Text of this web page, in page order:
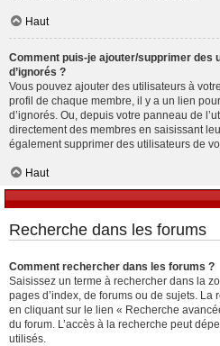
Haut
Comment puis-je ajouter/supprimer des
d’ignorés ?
Vous pouvez ajouter des utilisateurs à
profil de chaque membre, il y a un lien
d’ignorés. Ou, depuis votre panneau de
directement des membres en saisissant
également supprimer des utilisateurs de
Haut
Recherche dans les forums
Comment rechercher dans les forums ?
Saisissez un terme à rechercher dans la
pages d’index, de forums ou de sujets.
en cliquant sur le lien « Recherche
du forum. L’accès à la recherche peut
utilisés.